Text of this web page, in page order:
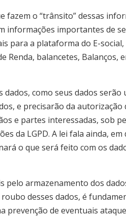
fazem o “trânsito” dessas
informações importantes de
a plataforma do E-social,
Renda, balancetes, Balanços,
como seus dados serão
e precisarão da autorização
e partes interessadas, sob
da LGPD. A lei fala ainda, em
o que será feito com os
pelo armazenamento dos
desses dados, é
prevenção de eventuais